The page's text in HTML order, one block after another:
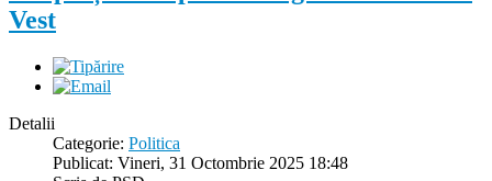
Vest
Detalii
Categorie: Politica
Publicat: Vineri, 31 Octombrie 2025 18:48